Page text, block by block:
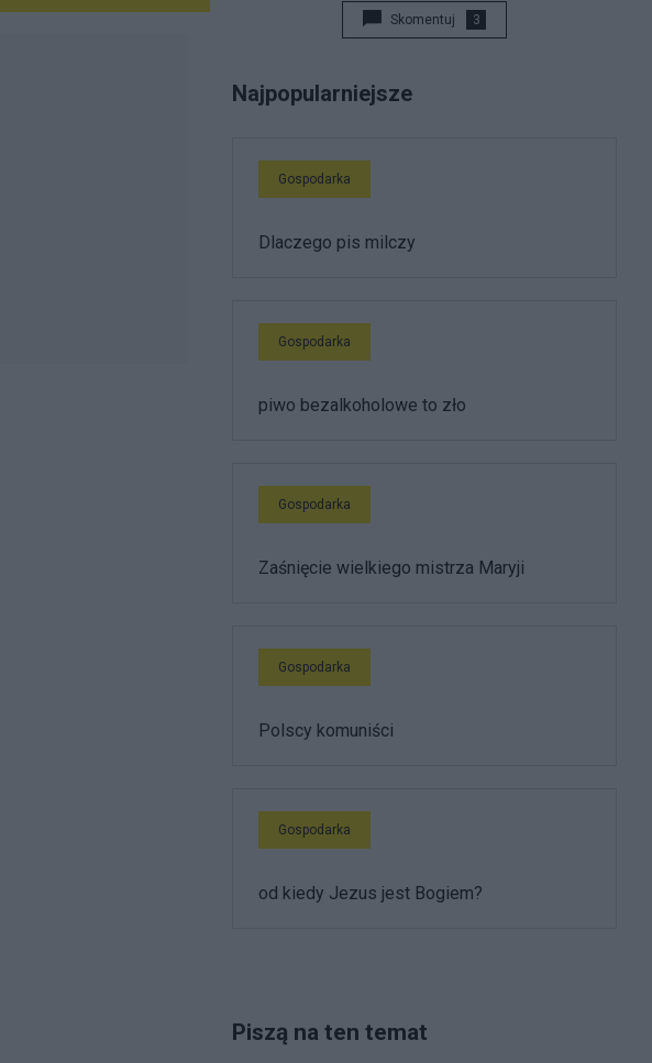
Skomentuj 3
Najpopularniejsze
Gospodarka
Dlaczego pis milczy
Gospodarka
piwo bezalkoholowe to zło
Gospodarka
Zaśnięcie wielkiego mistrza Maryji
Gospodarka
Polscy komuniści
Gospodarka
od kiedy Jezus jest Bogiem?
Piszą na ten temat